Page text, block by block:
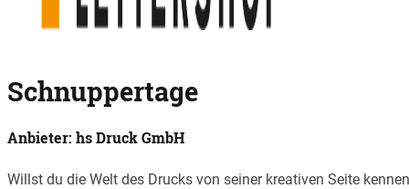
Schnuppertage
Anbieter: hs Druck GmbH
Willst du die Welt des Drucks von seiner kreativen Seite